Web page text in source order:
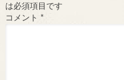
は必須項目です
コメント *